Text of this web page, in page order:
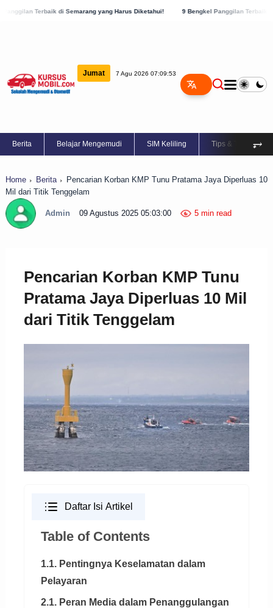
di Semarang yang Harus Diketahui! 9 Bengkel Panggilan Terbaik di Kabupaten
Jumat 7 Agu 2026 07:09:54
Berita Belajar Mengemudi SIM Keliling Tips & Trik ⥅
Home Berita
Pencarian Korban KMP Tunu Pratama Jaya Diperluas 10
Mil dari Titik Tenggelam
Admin 09 Agustus 2025 05:03:00 5 min read
Pencarian Korban KMP Tunu
Pratama Jaya Diperluas 10 Mil
dari Titik Tenggelam
Daftar Isi Artikel
Table of Contents
1.1. Pentingnya Keselamatan dalam
Pelayaran
2.1. Peran Media dalam Penanggulangan